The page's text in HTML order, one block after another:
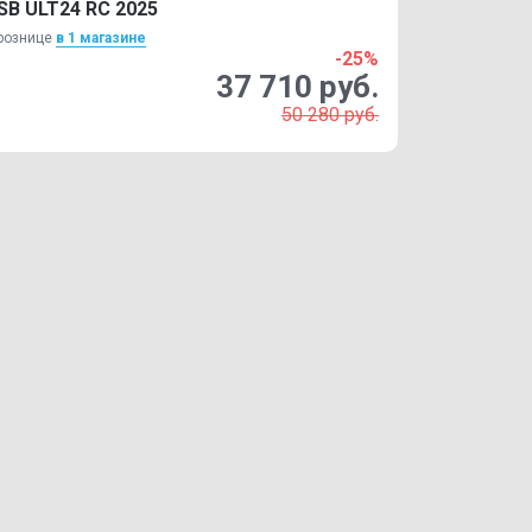
ULT24 RC 2025
в 1 магазинe
-25%
37 710 руб.
50 280 руб.